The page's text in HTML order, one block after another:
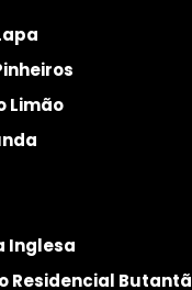
Limão
Inglesa
Residencial Butantã